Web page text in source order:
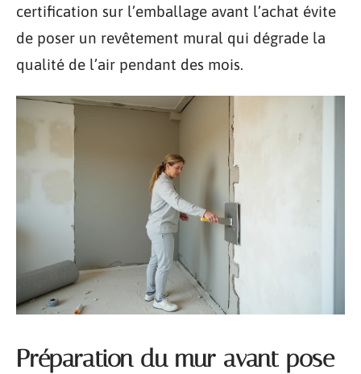
certification sur l’emballage avant l’achat évite
de poser un revêtement mural qui dégrade la
qualité de l’air pendant des mois.
Préparation du mur avant pose